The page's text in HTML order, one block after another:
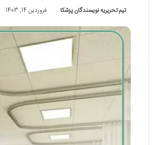
تیم تحریریه نویسندگان پزشکا فروردین 14, 1403